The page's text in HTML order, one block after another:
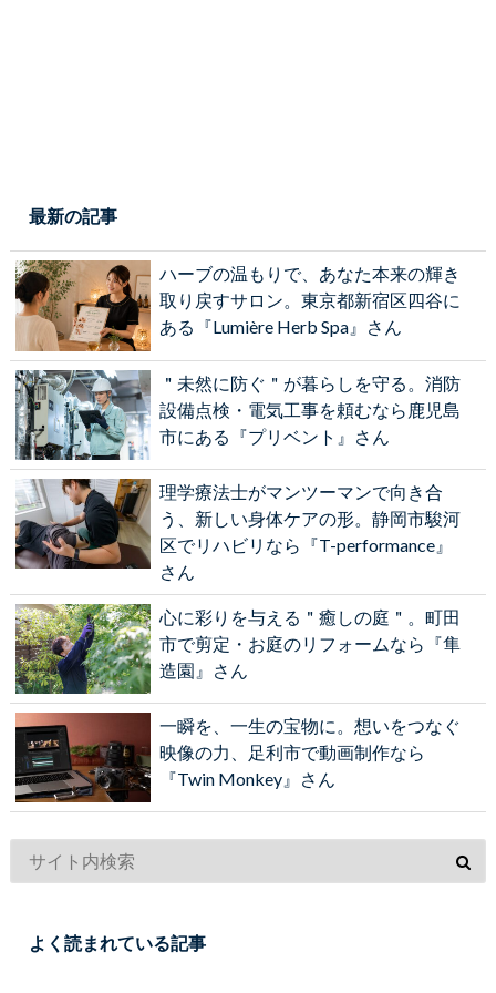
最新の記事
ハーブの温もりで、あなた本来の輝き
取り戻すサロン。東京都新宿区四谷に
ある『Lumière Herb Spa』さん
＂未然に防ぐ＂が暮らしを守る。消防
設備点検・電気工事を頼むなら鹿児島
市にある『プリベント』さん
理学療法士がマンツーマンで向き合
う、新しい身体ケアの形。静岡市駿河
区でリハビリなら『T-performance』
さん
心に彩りを与える＂癒しの庭＂。町田
市で剪定・お庭のリフォームなら『隼
造園』さん
一瞬を、一生の宝物に。想いをつなぐ
映像の力、足利市で動画制作なら
『Twin Monkey』さん
よく読まれている記事